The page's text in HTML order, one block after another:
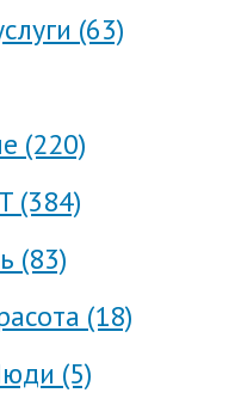
(63)
(220)
(384)
(83)
(18)
(5)